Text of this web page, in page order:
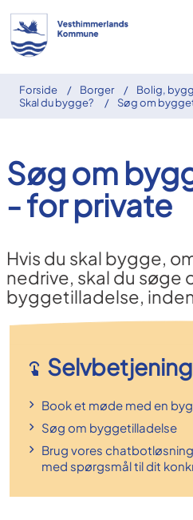
Forside Borger
Bolig,
Skal du bygge?
Søg om
Søg om
- for private
Hvis du skal bygge,
nedrive, skal du søge
byggetilladelse,
Selvbetjening
Book et møde med en
Søg om byggetilladelse
Brug vores
med spørgsmål til dit